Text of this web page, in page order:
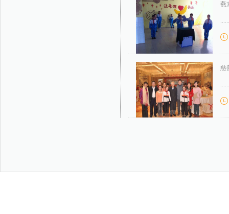
燕
慈